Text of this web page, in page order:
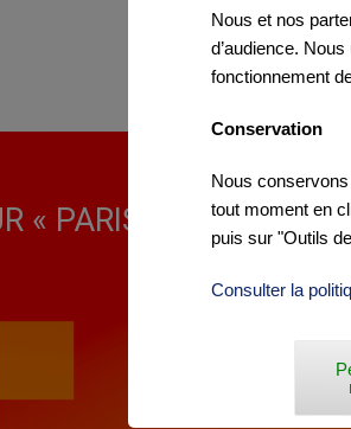
« PARIS-CAMEMBERT
Nous et nos
d’audience.
fonctionnement
Conservation
Nous
tout moment en
puis sur "Outils
Consulter la